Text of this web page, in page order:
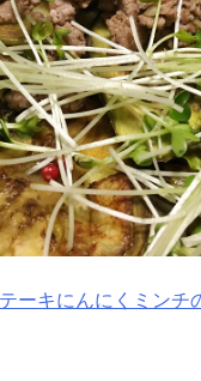
ーキにんにくミンチ